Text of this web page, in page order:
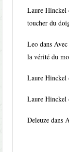
Laure Hinckel
toucher du
Leo dans
la vérité du
Laure Hinckel
Laure Hinckel
Deleuze dans